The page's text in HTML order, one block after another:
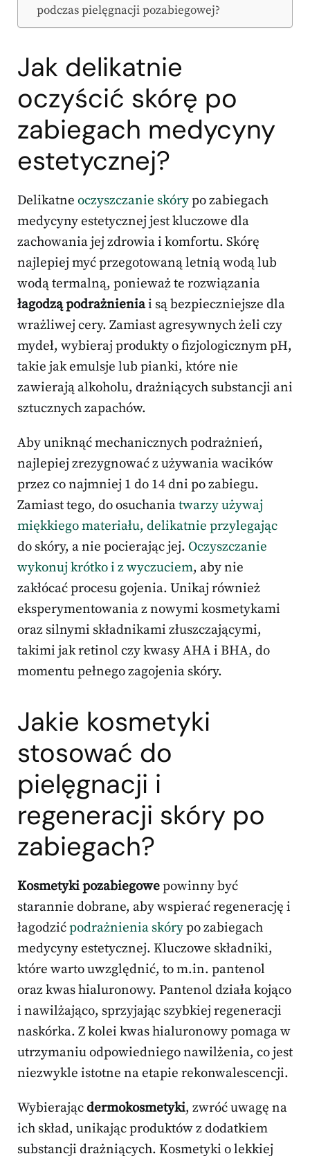
podczas pielęgnacji pozabiegowej?
Jak delikatnie
oczyścić skórę po
zabiegach medycyny
estetycznej?
Delikatne oczyszczanie skórypo zabiegach
medycyny estetycznej jest kluczowe dla
zachowania jej zdrowia i komfortu. Skórę
najlepiej myć przegotowaną letnią wodą lub
wodą termalną, ponieważ te rozwiązania
łagodzą podrażnieniai są bezpieczniejsze dla
wrażliwej cery. Zamiast agresywnych żeli czy
mydeł, wybieraj produkty o fizjologicznym pH,
takie jak emulsje lub pianki, które nie
zawierają alkoholu, drażniących substancji ani
sztucznych zapachów.
Aby uniknąć mechanicznych podrażnień,
najlepiej zrezygnować z używania wacików
przez co najmniej 1 do 14 dni po zabiegu.
Zamiast tego, do osuchaniatwarzy używaj
miękkiego materiału, delikatnie przylegając
do skóry, a nie pocierając jej. Oczyszczanie
wykonuj krótko i z wyczuciem, aby nie
zakłócać procesu gojenia. Unikaj również
eksperymentowania z nowymi kosmetykami
oraz silnymi składnikami złuszczającymi,
takimi jak retinol czy kwasy AHA i BHA, do
momentu pełnego zagojenia skóry.
Jakie kosmetyki
stosować do
pielęgnacji i
regeneracji skóry po
zabiegach?
Kosmetyki pozabiegowepowinny być
starannie dobrane, aby wspierać regenerację i
łagodzićpodrażnienia skórypo zabiegach
medycyny estetycznej. Kluczowe składniki,
które warto uwzględnić, to m.in. pantenol
oraz kwas hialuronowy. Pantenol działa kojąco
i nawilżająco, sprzyjając szybkiej regeneracji
naskórka. Z kolei kwas hialuronowy pomaga w
utrzymaniu odpowiedniego nawilżenia, co jest
niezwykle istotne na etapie rekonwalescencji.
Wybierającdermokosmetyki, zwróć uwagę na
ich skład, unikając produktów z dodatkiem
substancji drażniących. Kosmetyki o lekkiej